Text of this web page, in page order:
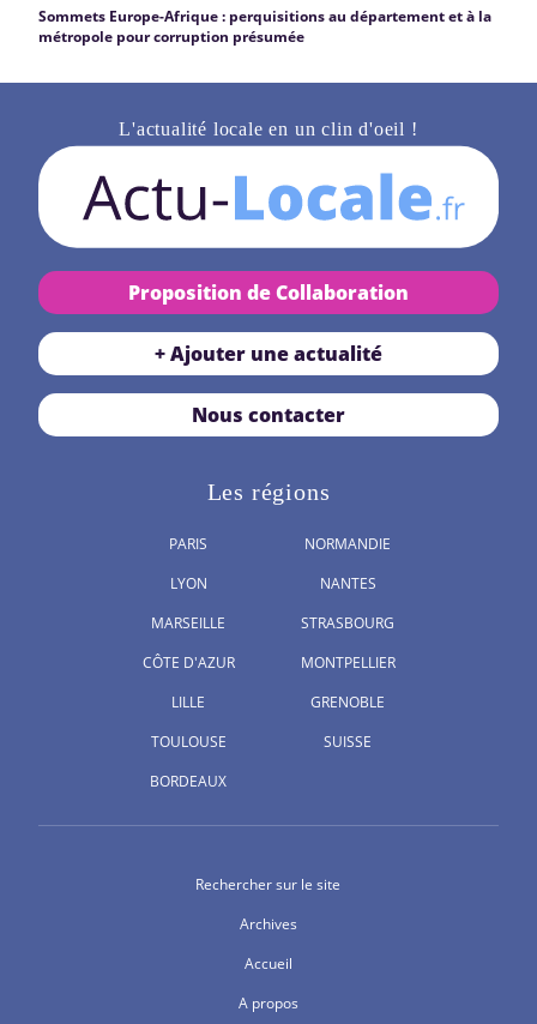
Sommets Europe-Afrique : perquisitions au département et à la
métropole pour corruption présumée
L'actualité locale en un clin d'oeil !
Proposition de Collaboration
+ Ajouter une actualité
Nous contacter
Les régions
PARIS
LYON
MARSEILLE
CÔTE D'AZUR
LILLE
TOULOUSE
BORDEAUX
NORMANDIE
NANTES
STRASBOURG
MONTPELLIER
GRENOBLE
SUISSE
Rechercher sur le site
Archives
Accueil
A propos